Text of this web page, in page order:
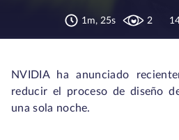
1m, 25s 2
NVIDIA ha anunciado
reducir el proceso de diseño
una sola noche.